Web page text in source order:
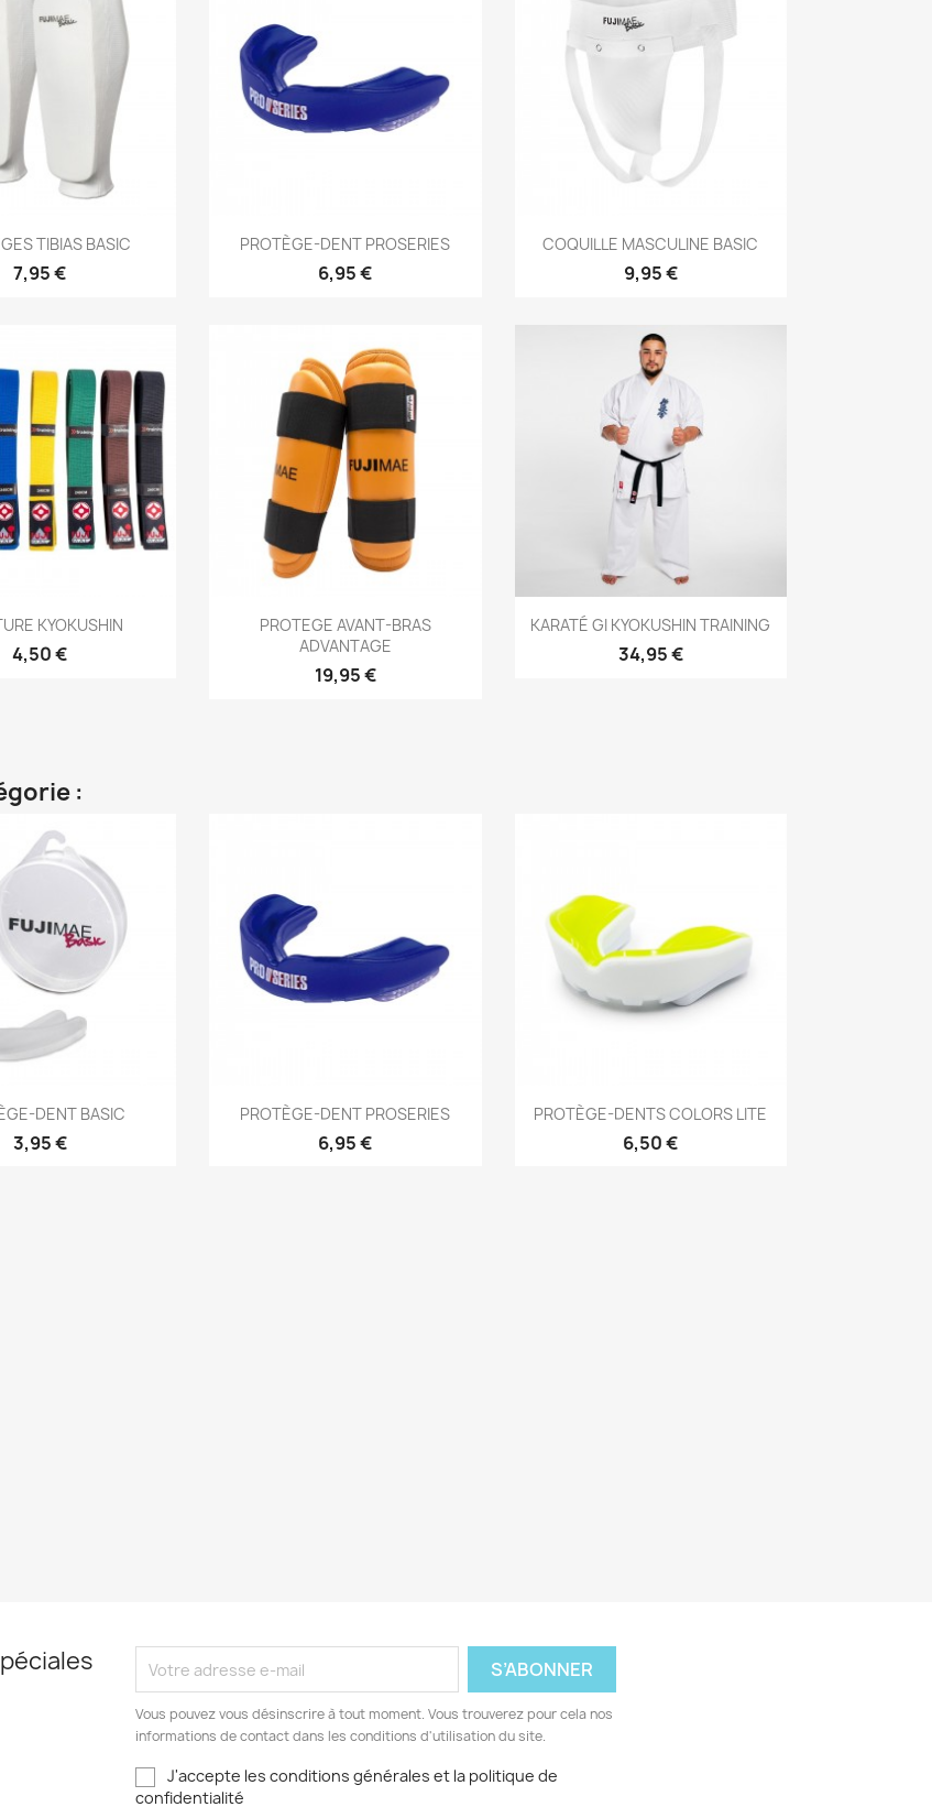
rapide
TIBIAS BASIC
7,95 €
Aperçu rapide
PROTÈGE-DENT PROSERIES
6,95 €
 Aperçu rapide
COQUILLE MASCULINE BASIC
9,95 €
rapide
KYOKUSHIN
4,50 €
Aperçu rapide
PROTEGE AVANT-BRAS
ADVANTAGE
19,95 €
Aperçu rapide
KARATÉ GI KYOKUSHIN TRAINING
34,95 €
:
rapide
DENT BASIC
3,95 €
Aperçu rapide
PROTÈGE-DENT PROSERIES
6,95 €
Aperçu rapide
PROTÈGE-DENTS COLORS LITE
6,50 €
Vous pouvez vous désinscrire à tout moment. Vous trouverez pour cela nos
informations de contact dans les conditions d'utilisation du site.
J'accepte les conditions générales et la politique de
confidentialité